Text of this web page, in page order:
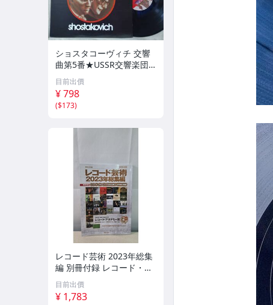
ショスタコーヴィチ 交響
曲第5番★USSR交響楽団
★USA盤 EMI★3751RP
目前出價
¥ 798
($173)
レコード芸術 2023年総集
編 別冊付録 レコード・イ
ヤーブック2023年1~7月号
補遺 音楽之友社
目前出價
¥ 1,783